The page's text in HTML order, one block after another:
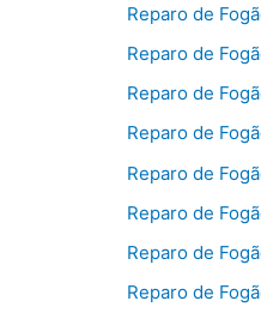
Reparo de
Reparo de
Reparo de
Reparo de
Reparo de
Reparo de
Reparo de
Reparo de